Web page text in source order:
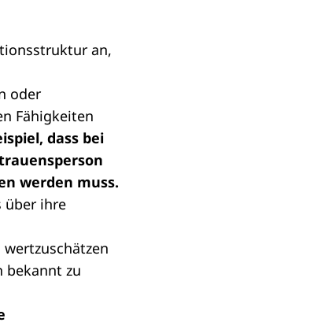
an,
oder
Fähigkeiten
dass bei
werden muss.
über ihre
bekannt zu